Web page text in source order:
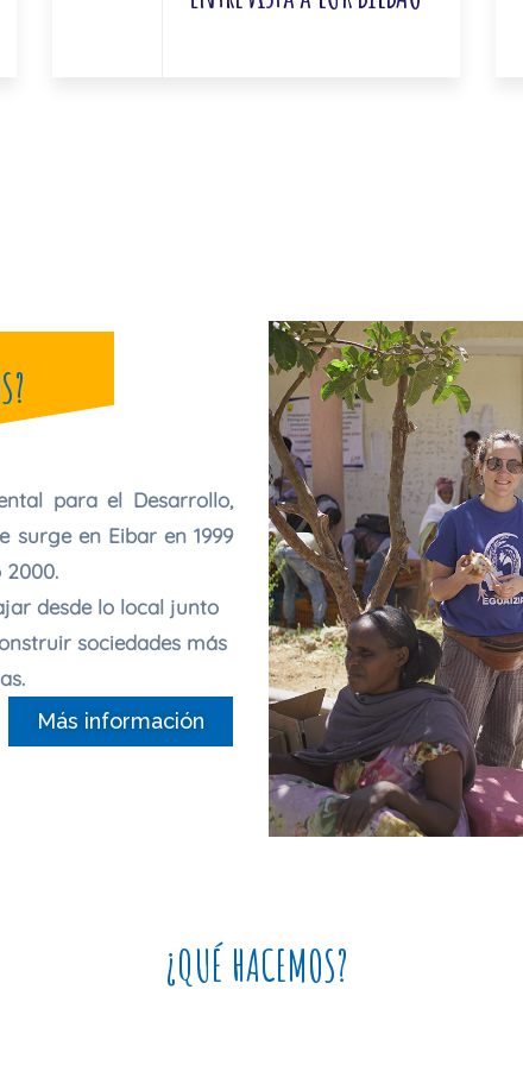
para el Desarrollo,
surge en Eibar en 1999
2000.
desde lo local junto
sociedades más
Más información
¿QUÉ HACEMOS?